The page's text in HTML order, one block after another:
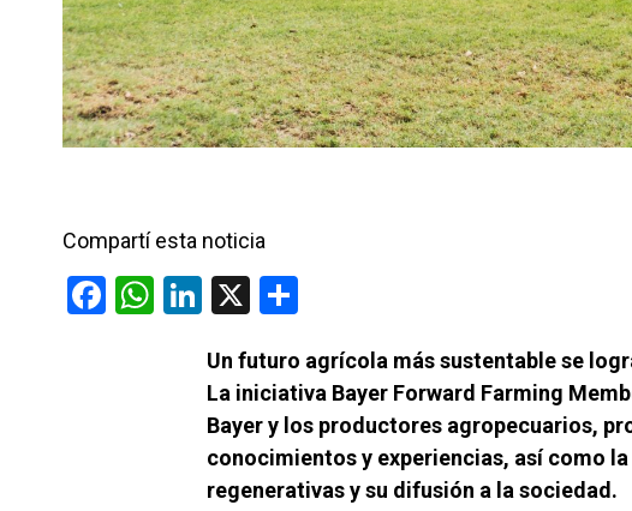
Compartí esta noticia
F
W Li
ke
dI
n
X
m
p
ar
tir
Un futuro agrícola más sustentable se
La iniciativa Bayer Forward Farming
Bayer y los productores agropecuarios,
conocimientos y experiencias, así como
regenerativas y su difusión a la sociedad.